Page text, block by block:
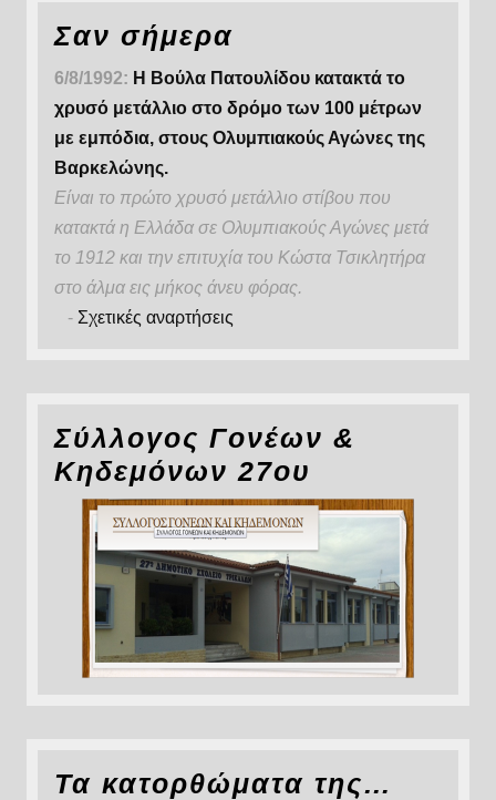
Σαν σήμερα
6/8/1992: Η Βούλα Πατουλίδου κατακτά το
χρυσό μετάλλιο στο δρόμο των 100 μέτρων
με εμπόδια, στους Ολυμπιακούς Αγώνες της
Βαρκελώνης.
Είναι το πρώτο χρυσό μετάλλιο στίβου που
κατακτά η Ελλάδα σε Ολυμπιακούς Αγώνες μετά
το 1912 και την επιτυχία του Κώστα Τσικλητήρα
στο άλμα εις μήκος άνευ φόρας.
- Σχετικές αναρτήσεις
Σύλλογος Γονέων &
Κηδεμόνων 27ου
Τα κατορθώματα της…